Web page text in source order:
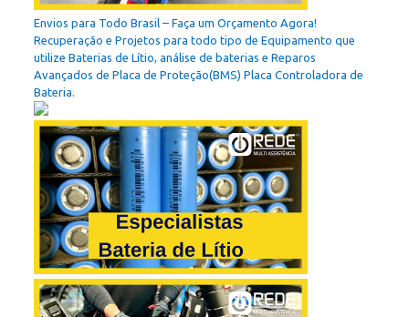
Envios para Todo Brasil – Faça um Orçamento Agora!
Recuperação e Projetos para todo tipo de Equipamento que
utilize Baterias de Lítio, análise de baterias e Reparos
Avançados de Placa de Proteção(BMS) Placa Controladora de
Bateria.